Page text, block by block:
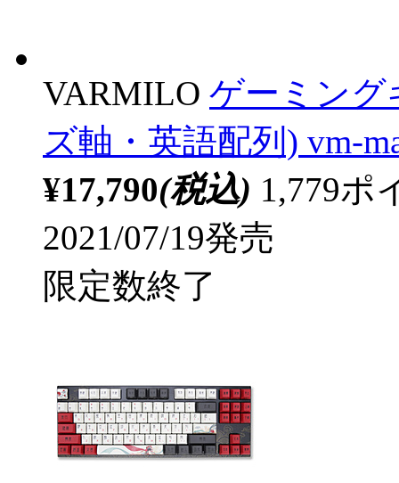
VARMILO ゲーミング
ズ軸・英語配列) vm-
¥17,790(税込) 1,779ポ
2021/07/19発売
限定数終了